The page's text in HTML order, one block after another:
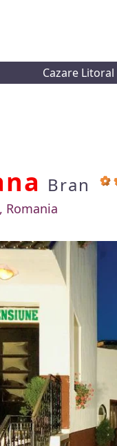
Cazare Litoral
Bran
, Romania